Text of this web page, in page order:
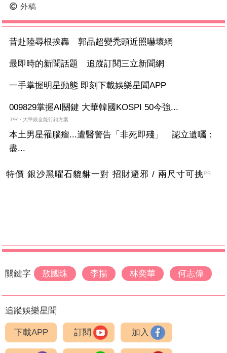
外稿
昔赴陸尋根挨轟 郭品超變禿頭近照嚇壞網
最即時的新聞話題 追蹤訂閱三立新聞網
一手掌握明星動態 即刻下載娛樂星聞APP
009829掌握AI關鍵 大華韓國KOSPI 50今強...
PR・大華銀全能行銷方案
本土男星罹腦瘤...遭醫警告「非死即殘」 認立遺囑：
盡...
特價 銀沙黑曜石貔貅一對 招財避邪 / 兩尺寸可挑 PR
關鍵字 敖國珠 李揚 林奕華 何志偉
追蹤娛樂星聞
下載APP 訂閱 加入